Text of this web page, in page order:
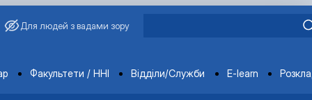
Для людей з вадами зору
Факультети / ННІ Відділи/Служби E-learn